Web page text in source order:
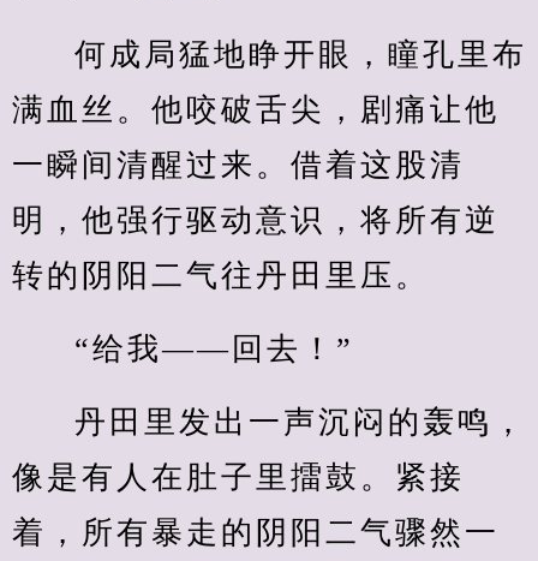
何成局猛地睁开眼，瞳孔里布
满血丝。他咬破舌尖，剧痛让他
一瞬间清醒过来。借着这股清
明，他强行驱动意识，将所有逆
转的阴阳二气往丹田里压。
“给我——回去！”
丹田里发出一声沉闷的轰鸣，
像是有人在肚子里擂鼓。紧接
着，所有暴走的阴阳二气骤然一